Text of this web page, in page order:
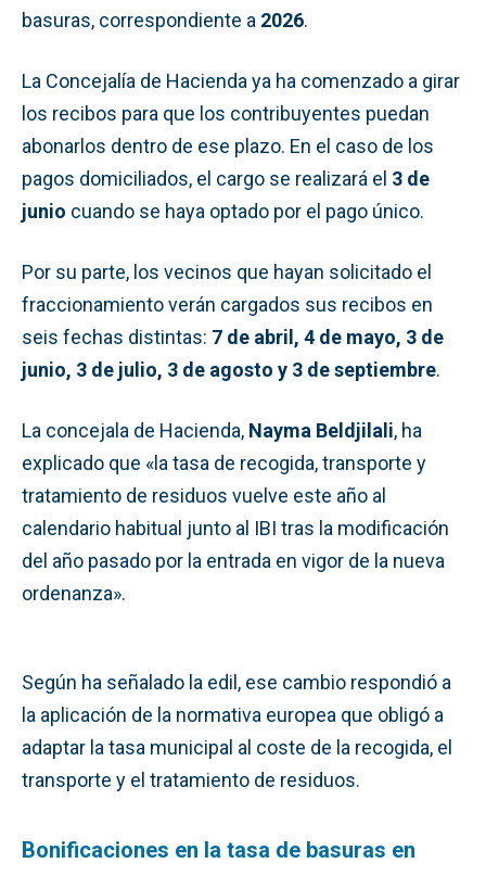
basuras, correspondiente a 2026.
La Concejalía de Hacienda ya ha comenzado a girar
los recibos para que los contribuyentes puedan
abonarlos dentro de ese plazo. En el caso de los
pagos domiciliados, el cargo se realizará el 3 de
junio cuando se haya optado por el pago único.
Por su parte, los vecinos que hayan solicitado el
fraccionamiento verán cargados sus recibos en
seis fechas distintas: 7 de abril, 4 de mayo, 3 de
junio, 3 de julio, 3 de agosto y 3 de septiembre.
La concejala de Hacienda, Nayma Beldjilali, ha
explicado que «la tasa de recogida, transporte y
tratamiento de residuos vuelve este año al
calendario habitual junto al IBI tras la modificación
del año pasado por la entrada en vigor de la nueva
ordenanza».
Según ha señalado la edil, ese cambio respondió a
la aplicación de la normativa europea que obligó a
adaptar la tasa municipal al coste de la recogida, el
transporte y el tratamiento de residuos.
Bonificaciones en la tasa de basuras en